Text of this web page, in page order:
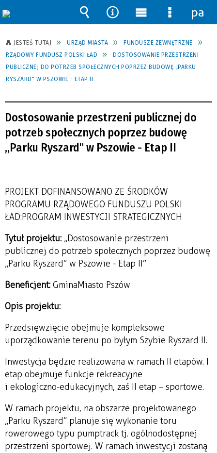
JESTEŚ TUTAJ URZĄD MIASTA
FUNDUSZE ZEWNĘTRZNE
RZĄDOWY FUNDUSZ POLSKI ŁAD
DOSTOSOWANIE PRZESTRZENI
PUBLICZNEJ DO POTRZEB SPOŁECZNYCH POPRZEZ BUDOWĘ „PARKU
RYSZARD" W PSZOWIE - ETAP II
Dostosowanie przestrzeni publicznej do
potrzeb społecznych poprzez budowę
„Parku Ryszard" w Pszowie - Etap II
PROJEKT DOFINANSOWANO ZE ŚRODKÓW
PROGRAMU RZĄDOWEGO FUNDUSZU POLSKI
ŁAD: PROGRAM INWESTYCJI STRATEGICZNYCH
Tytuł projektu: „Dostosowanie przestrzeni
publicznej do potrzeb społecznych poprzez budowę
„Parku Ryszard” w Pszowie - Etap II”
Beneficjent: GminaMiasto Pszów
Opis projektu:
Przedsięwzięcie obejmuje kompleksowe
uporządkowanie terenu po byłym Szybie Ryszard II.
Inwestycja będzie realizowana w ramach II etapów. I
etap obejmuje funkcje rekreacyjne
i ekologiczno-edukacyjnych, zaś II etap – sportowe.
W ramach projektu, na obszarze projektowanego
„Parku Ryszard” planuje się wykonanie toru
rowerowego typu pumptrack tj. ogólnodostępnej
przestrzeni sportowej. W ramach inwestycji zostaną
Wyszukiwarka
Narzędzia
Menu
główne
Menu